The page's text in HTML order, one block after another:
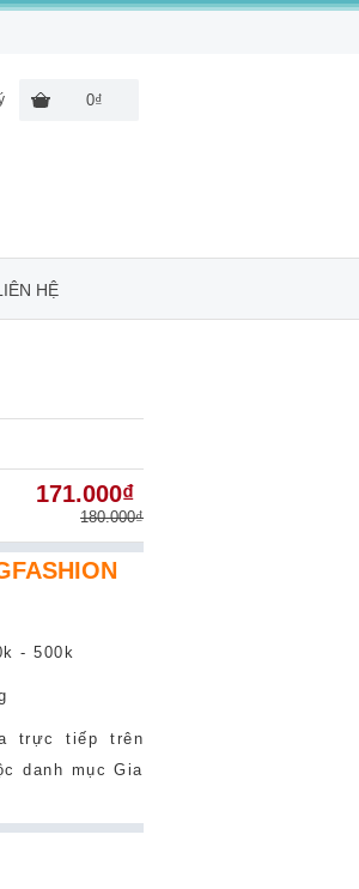
0₫
HỆ
171.000₫
180.000₫
- 500k
trực tiếp trên
danh mục Gia